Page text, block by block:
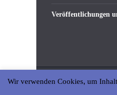
Veröffentlichungen
Copyright © 2026
Wir verwenden Cookies, um